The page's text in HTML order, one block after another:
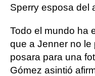
Sperry esposa del
Todo el mundo ha
que a Jenner no
posara para una
Gómez asintió